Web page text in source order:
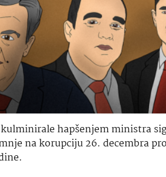
kulminirale hapšenjem ministra
na korupciju 26. decembra